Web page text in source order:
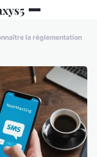
la réglementation